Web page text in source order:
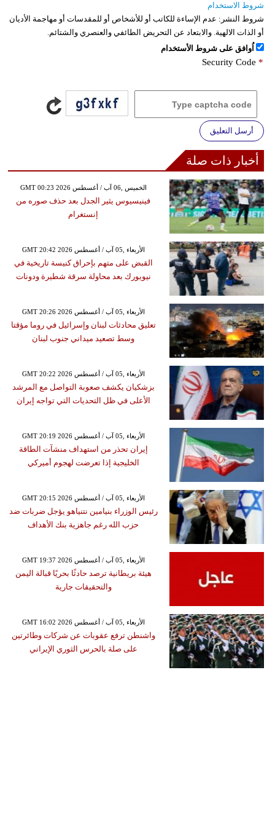
شروط الاستخدام
شروط النشر: عدم الإساءة للكاتب أو للأشخاص أو للمقدسات أو مهاجمة الأديان
أو الذات الالهية. والابتعاد عن التحريض الطائفي والعنصري والشتائم.
اُوافق على شروط الأستخدام
Security Code *
أرسل التعليق
أخبار ذات صلة
GMT 00:23 2026 الخميس ,06 آب / أغسطس
فينيسيوس يثير الجدل بعد حذف صوره من
إنستغرام
GMT 20:42 2026 الأربعاء ,05 آب / أغسطس
القبض على متهم بإحراق كنيسة تاريخية في
نيويورك بعد محاولة سرقة شطيرة ودونات
GMT 20:26 2026 الأربعاء ,05 آب / أغسطس
تعليق محادثات لبنان وإسرائيل في روما مؤقتا
وسط تصعيد ميداني جنوب لبنان
GMT 20:22 2026 الأربعاء ,05 آب / أغسطس
بزشكيان يكشف صعوبة التواصل مع المرشد
الأعلى في ظل التحديات التي تواجه إيران
GMT 20:19 2026 الأربعاء ,05 آب / أغسطس
إيران تحذر من استهداف منشآت الطاقة
الخليجية إذا تعرضت لهجوم أميركي
GMT 20:15 2026 الأربعاء ,05 آب / أغسطس
رئيس الوزراء بنيامين نتنياهو يؤجل ضربات ضد
حزب الله رغم جاهزية بنك الأهداف
GMT 19:37 2026 الأربعاء ,05 آب / أغسطس
هيئة بريطانية ترصد حادثًا بحريًا قبالة اليمن
والتحقيقات جارية
GMT 16:02 2026 الأربعاء ,05 آب / أغسطس
واشنطن ترفع عقوبات عن شركات وطائرتين
على صلة بالحرس الثوري الإيراني